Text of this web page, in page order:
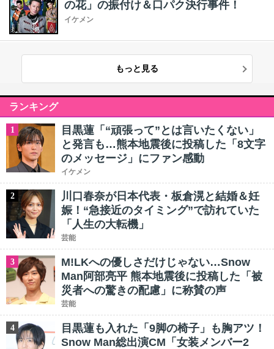
の花」の振付け＆口パク決行事件！
イケメン
もっと見る
ランキング
1
目黒蓮「“頑張って”とは言いたくない」
と発言も…熊本地震後に投稿した「8文字
のメッセージ」にファン感動
イケメン
2
川口春奈が日本代表・板倉滉と結婚＆妊
娠！“急接近のタイミング”で訪れていた
「人生の大転機」
芸能
3
M!LKへの優しさだけじゃない…Snow
Man阿部亮平 熊本地震後に投稿した「被
災者への驚きの配慮」に称賛の声
芸能
4
目黒蓮も入れた「9脚の椅子」も胸アツ！
Snow Man総出演CM「女装メンバー2